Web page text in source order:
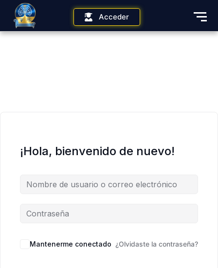
Acceder
¡Hola, bienvenido de nuevo!
Mantenerme conectado ¿Olvidaste la contraseña?